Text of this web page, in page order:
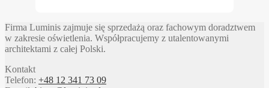
Firma Luminis zajmuje się sprzedażą oraz fachowym doradztwem
w zakresie oświetlenia. Współpracujemy z utalentowanymi
architektami z całej Polski.
Kontakt
Telefon: +48 12 341 73 09